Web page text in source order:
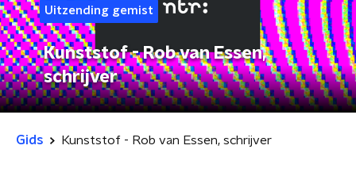
Uitzending gemist
Kunststof - Rob van Essen,
schrijver
Gids Kunststof - Rob van Essen, schrijver